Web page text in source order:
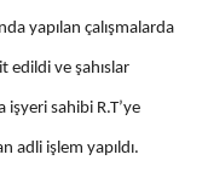
yapılan çalışmalarda
edildi ve şahıslar
işyeri sahibi R.T’ye
adli işlem yapıldı.